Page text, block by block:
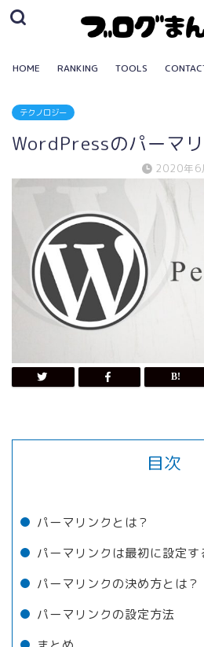
HOME RANKING TOOLS
テクノロジー
WordPressのパーマ
2020年6
目次
パーマリンクとは？
パーマリンクは最初に設定す
パーマリンクの決め方とは？
パーマリンクの設定方法